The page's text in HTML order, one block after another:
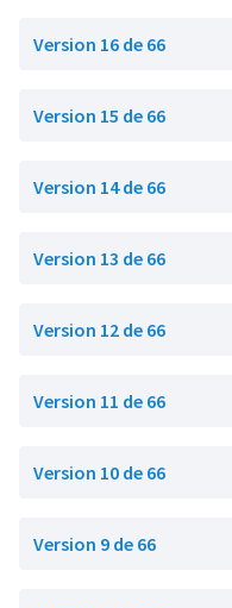
Version 16 de 66
Version 15 de 66
Version 14 de 66
Version 13 de 66
Version 12 de 66
Version 11 de 66
Version 10 de 66
Version 9 de 66